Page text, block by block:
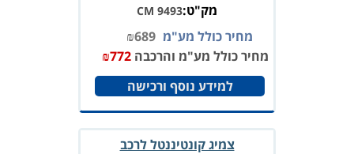
מק"ט:CM 9493
מחיר כולל מע"מ ₪689
מחיר כולל מע"מ והרכבה
₪772
למידע נוסף ורכישה
צמיג קונטיננטל לרכב